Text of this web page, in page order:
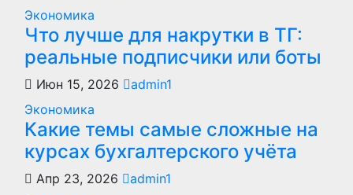
Экономика
Что лучше для накрутки в ТГ:
реальные подписчики или боты
Июн 15, 2026
admin1
Экономика
Какие темы самые сложные на
курсах бухгалтерского учёта
Апр 23, 2026
admin1